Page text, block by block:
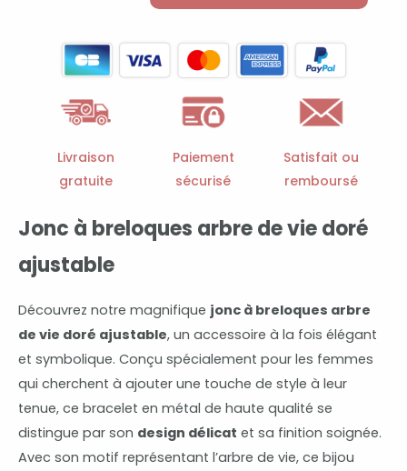
breloques
Livraison
gratuite
Paiement
sécurisé
Satisfait ou
remboursé
Jonc à breloques arbre de vie doré
ajustable
Découvrez notre magnifique jonc à breloques arbre
de vie doré ajustable, un accessoire à la fois élégant
et symbolique. Conçu spécialement pour les femmes
qui cherchent à ajouter une touche de style à leur
tenue, ce bracelet en métal de haute qualité se
distingue par son design délicat et sa finition soignée.
Avec son motif représentant l’arbre de vie, ce bijou